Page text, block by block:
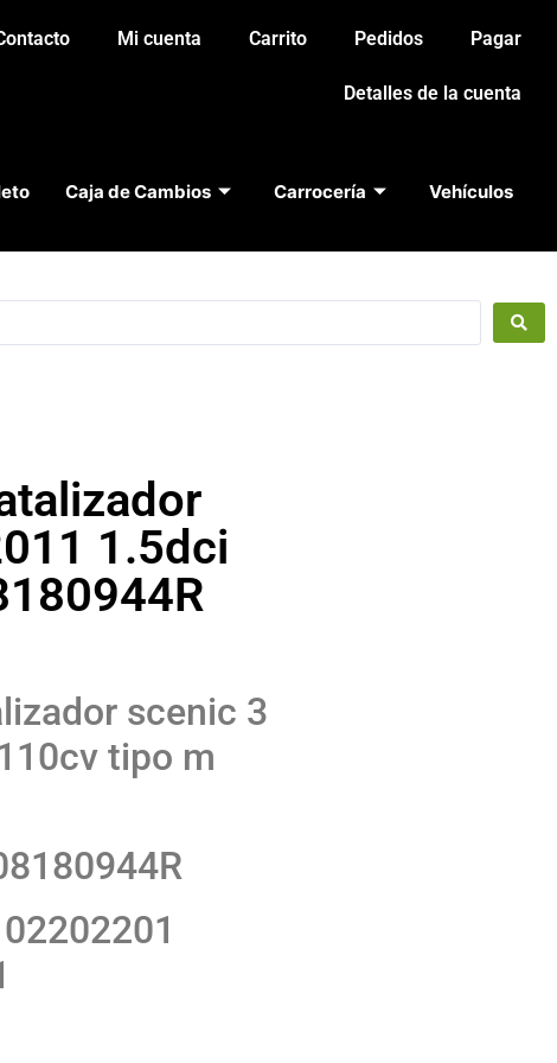
Mi cuenta Carrito Pedidos Pagar
Detalles de la cuenta
Caja de Cambios Carrocería Vehículos
1.5dci
scenic 3
tipo m